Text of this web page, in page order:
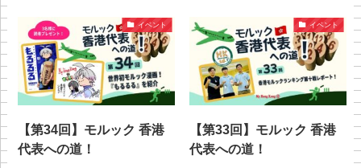
イベント
【第34回】モルック 香港
代表への道！
イベント
【第33回】モルック 香港
代表への道！